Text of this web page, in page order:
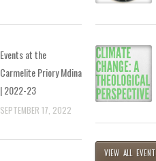
Events at the
Carmelite Priory Mdina
| 2022-23
SEPTEMBER 17, 2022
VIEW ALL